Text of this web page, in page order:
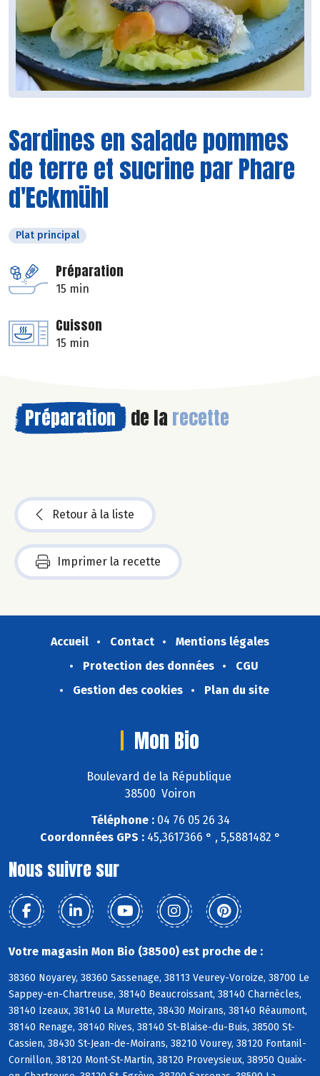
Sardines en salade pommes
de terre et sucrine par Phare
d'Eckmühl
Plat principal
Préparation
15 min
Cuisson
15 min
Préparation de la recette
Retour à la liste
Imprimer la recette
Accueil Contact
Mentions légales
Protection des données
CGU
Gestion des cookies
Plan du site
Mon Bio
Boulevard de la République
38500 Voiron
Téléphone :04 76 05 26 34
Coordonnées GPS :45,3617366 ° , 5,5881482 °
Nous suivre sur
Votre magasin Mon Bio (38500) est proche de :
38360 Noyarey, 38360 Sassenage, 38113 Veurey-Voroize, 38700 Le
Sappey-en-Chartreuse, 38140 Beaucroissant, 38140 Charnècles,
38140 Izeaux, 38140 La Murette, 38430 Moirans, 38140 Réaumont,
38140 Renage, 38140 Rives, 38140 St-Blaise-du-Buis, 38500 St-
Cassien, 38430 St-Jean-de-Moirans, 38210 Vourey, 38120 Fontanil-
Cornillon, 38120 Mont-St-Martin, 38120 Proveysieux, 38950 Quaix-